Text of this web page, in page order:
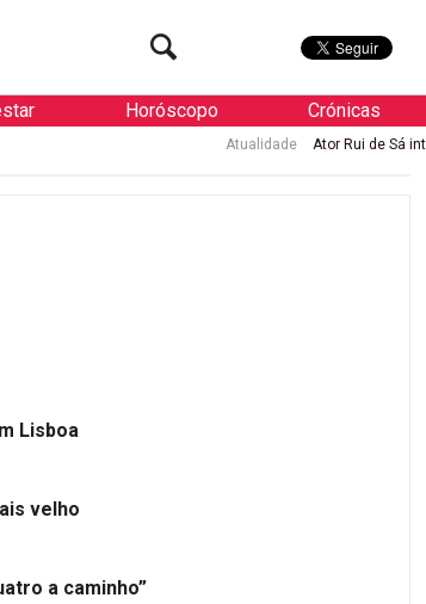
Horóscopo Crónicas
Atualidade Ator Rui de Sá
Lisboa
velho
a caminho”